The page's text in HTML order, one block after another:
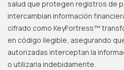
salud que protegen registros de
intercambian información
cifrado como KeyFortress™
en código ilegible, asegurando
autorizadas interceptan la
o utilizarla indebidamente.